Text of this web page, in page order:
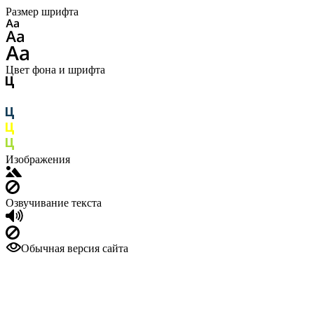
Размер шрифта
Цвет фона и шрифта
Изображения
Озвучивание текста
Обычная версия сайта